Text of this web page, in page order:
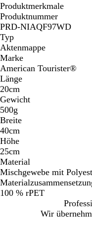
Produktmerkmale
Produktnummer
PRD-NIAQF97WD
Typ
Aktenmappe
Marke
American Tourister®
Länge
20cm
Gewicht
500g
Breite
40cm
Höhe
25cm
Material
Mischgewebe mit
100 % rPET
Wir